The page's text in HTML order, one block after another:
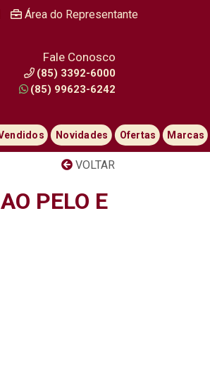
Área do Representante
Fale Conosco
(85) 3392-6000
(85) 99623-6242
Novidades Ofertas Marcas
VOLTAR
PELO E